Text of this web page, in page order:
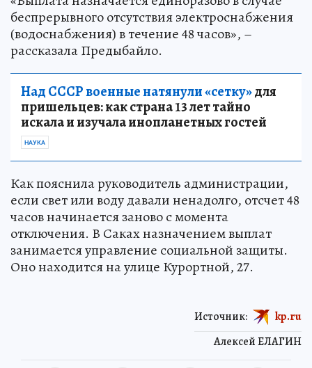
беспрерывного отсутствия электроснабжения
(водоснабжения) в течение 48 часов», –
рассказала Предыбайло.
Над СССР военные натянули «сетку»для
пришельцев: как страна 13 лет тайно
искала и изучала инопланетных гостей
НАУКА
Как пояснила руководитель администрации,
если свет или воду давали ненадолго, отсчет 48
часов начинается заново с момента
отключения. В Саках назначением выплат
занимается управление социальной защиты.
Оно находится на улице Курортной, 27.
Алексей ЕЛАГИН
Источник: kp.ru